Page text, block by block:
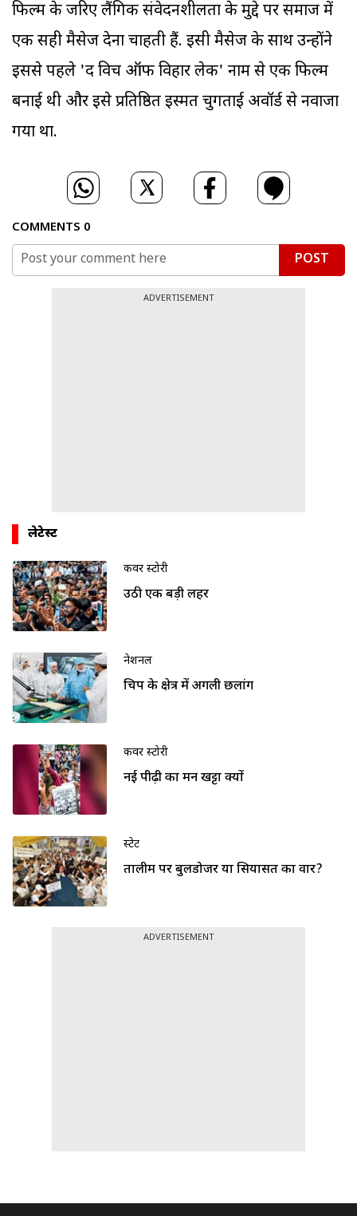
फिल्म के जरिए लैंगिक संवेदनशीलता के मुद्दे पर समाज में
एक सही मैसेज देना चाहती हैं. इसी मैसेज के साथ उन्होंने
इससे पहले 'द विच ऑफ विहार लेक' नाम से एक फिल्म
बनाई थी और इसे प्रतिष्ठित इस्मत चुगताई अवॉर्ड से नवाजा
गया था.
COMMENTS 0
POST
ADVERTISEMENT
लेटेस्ट
कवर स्टोरी
उठी एक बड़ी लहर
नेशनल
चिप के क्षेत्र में अगली छलांग
कवर स्टोरी
नई पीढ़ी का मन खट्टा क्यों
स्टेट
तालीम पर बुलडोजर या सियासत का वार?
ADVERTISEMENT